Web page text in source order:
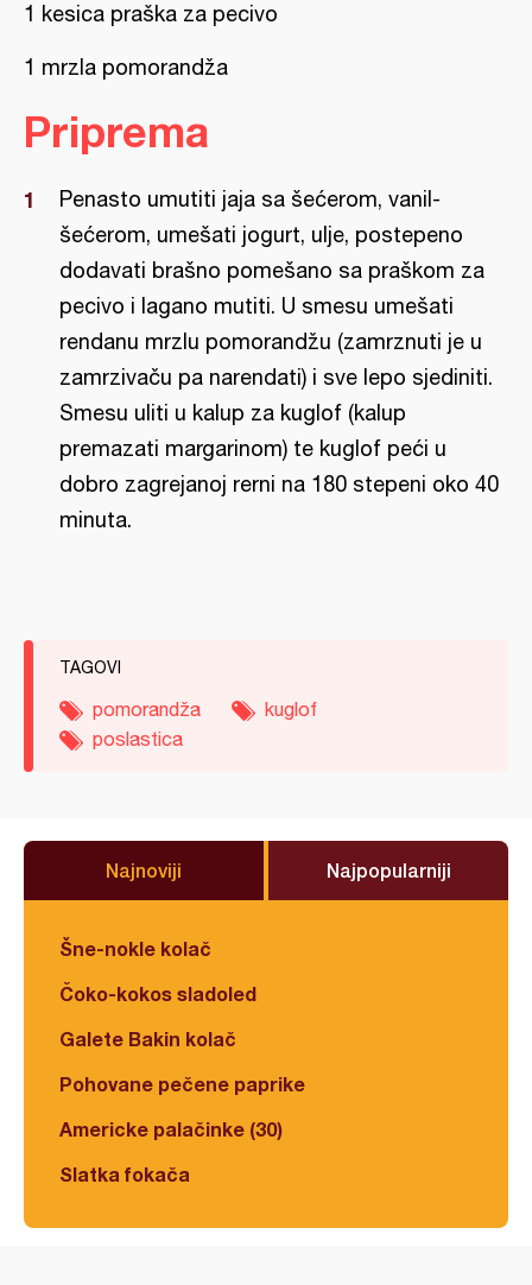
1 kesica praška za pecivo
1 mrzla pomorandža
Priprema
Penasto umutiti jaja sa šećerom, vanil-
šećerom, umešati jogurt, ulje, postepeno
dodavati brašno pomešano sa praškom za
pecivo i lagano mutiti. U smesu umešati
rendanu mrzlu pomorandžu (zamrznuti je u
zamrzivaču pa narendati) i sve lepo sjediniti.
Smesu uliti u kalup za kuglof (kalup
premazati margarinom) te kuglof peći u
dobro zagrejanoj rerni na 180 stepeni oko 40
minuta.
TAGOVI
pomorandža
kuglof
poslastica
Najnoviji Najpopularniji
Šne-nokle kolač
Čoko-kokos sladoled
Galete Bakin kolač
Pohovane pečene paprike
Americke palačinke (30)
Slatka fokača